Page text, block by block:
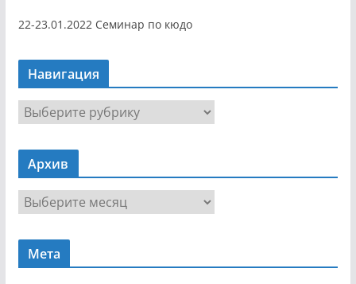
22-23.01.2022 Семинар по кюдо
Навигация
Н
а
в
г
я
Архив
р
х
Мета